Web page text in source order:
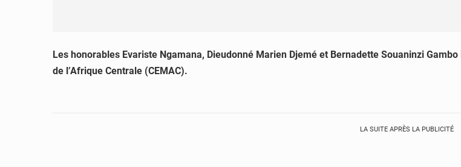
Les honorables Evariste Ngamana, Dieudonné Marien Djemé et Bernadette Souaninzi
de l’Afrique Centrale (CEMAC).
LA SUITE APRÈS LA PUBLICITÉ